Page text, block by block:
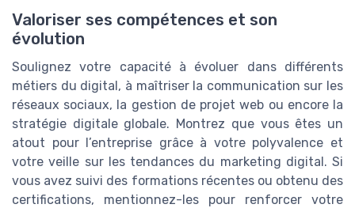
Valoriser ses compétences et son
évolution
Soulignez votre capacité à évoluer dans différents
métiers du digital, à maîtriser la communication sur les
réseaux sociaux, la gestion de projet web ou encore la
stratégie digitale globale. Montrez que vous êtes un
atout pour l’entreprise grâce à votre polyvalence et
votre veille sur les tendances du marketing digital. Si
vous avez suivi des formations récentes ou obtenu des
certifications, mentionnez-les pour renforcer votre